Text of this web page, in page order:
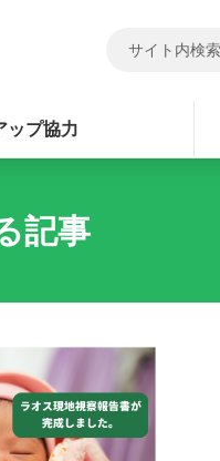
ップ協力
記事